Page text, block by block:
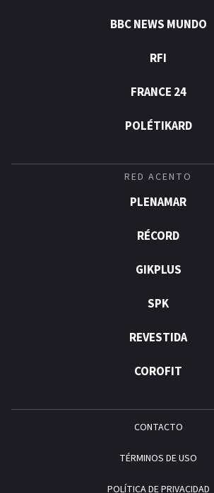
BBC NEWS MUNDO
RFI
FRANCE 24
POLÉTIKARD
RED ACENTO
PLENAMAR
RÉCORD
GIKPLUS
SPK
REVESTIDA
COROFIT
CONTACTO
TÉRMINOS DE USO
POLÍTICA DE PRIVACIDAD